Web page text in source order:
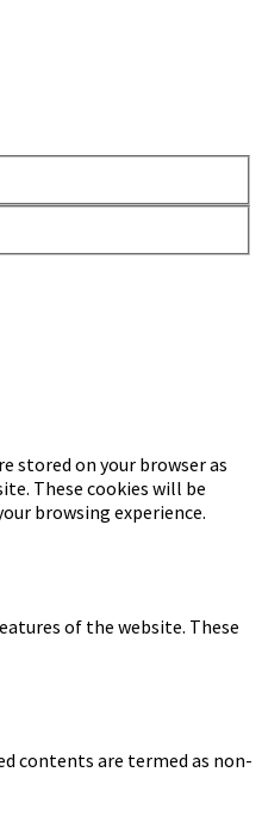
stored on your browser as
These cookies will be
browsing experience.
of the website. These
contents are termed as non-